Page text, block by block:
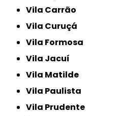
Vila Carrão
Vila Curuçá
Vila Formosa
Vila Jacuí
Vila Matilde
Vila Paulista
Vila Prudente